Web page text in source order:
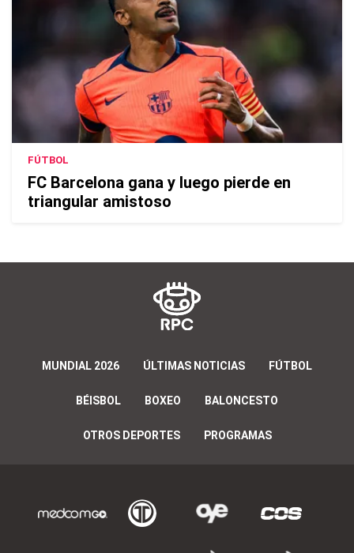
FÚTBOL
FC Barcelona gana y luego pierde en
triangular amistoso
MUNDIAL 2026 ÚLTIMAS NOTICIAS FÚTBOL
BÉISBOL BOXEO BALONCESTO
OTROS DEPORTES PROGRAMAS